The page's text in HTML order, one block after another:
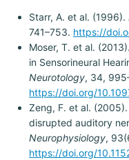
Starr, A. et al.
741–753. https://
Moser, T. et al.
in Sensorineural
Neurotology, 34,
https://doi.org/
Zeng, F. et al.
disrupted auditory
Neurophysiology,
https://doi.org/